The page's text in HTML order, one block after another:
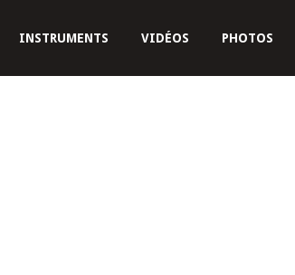
INSTRUMENTS VIDÉOS PHOTOS